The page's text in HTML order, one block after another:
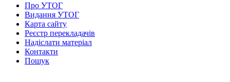
Про УТОГ
Видання УТОГ
Карта сайту
Реєстр перекладачів
Надіслати матеріал
Контакти
Пошук